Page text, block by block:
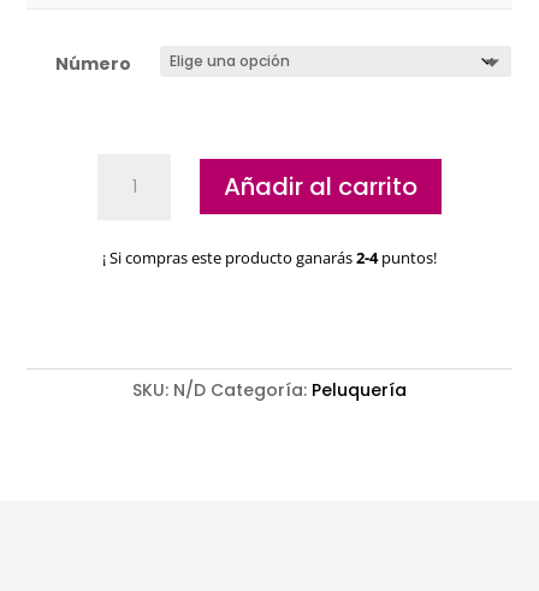
Número
Steinhart
cantidad
Añadir al carrito
¡ Si compras este producto ganarás2-4puntos!
SKU: N/D Categoría: Peluquería